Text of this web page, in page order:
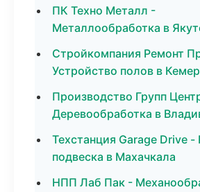
ПК Техно Металл -
Металлообработка в
Стройкомпания Ремонт
Устройство полов в
Производство Групп
Деревообработка в
Техстанция Garage Drive -
подвеска в Махачкала
НПП Лаб Пак -